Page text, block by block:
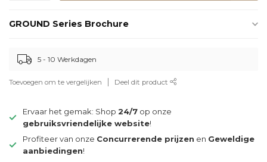
GROUND Series Brochure
5 - 10 Werkdagen
Toevoegen om te vergelijken Deel dit product
Ervaar het gemak: Shop 24/7 op onze
gebruiksvriendelijke website!
Profiteer van onze Concurrerende prijzen en Geweldige
aanbiedingen!